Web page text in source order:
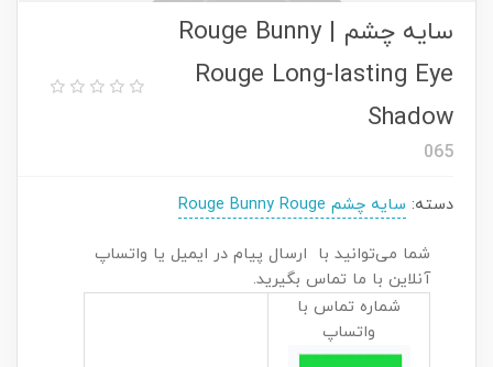
سایه چشم | Rouge Bunny
Rouge Long-lasting Eye
Shadow
065
دسته: سایه چشم Rouge Bunny Rouge
شما می‌توانید با ارسال پیام در ایمیل یا واتساپ
آنلاین با ما تماس بگیرید.
شماره تماس با
واتساپ